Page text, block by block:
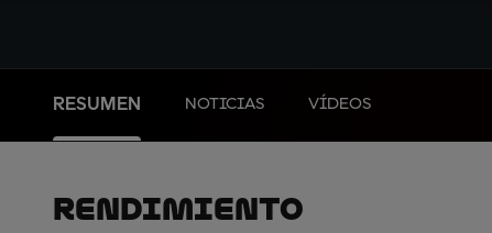
RESUMEN NOTICIAS VÍDEOS
Rendimiento